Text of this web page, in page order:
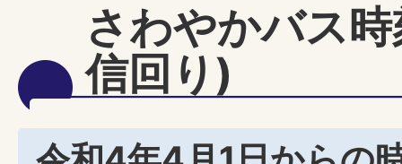
さわやかバス
信回り)